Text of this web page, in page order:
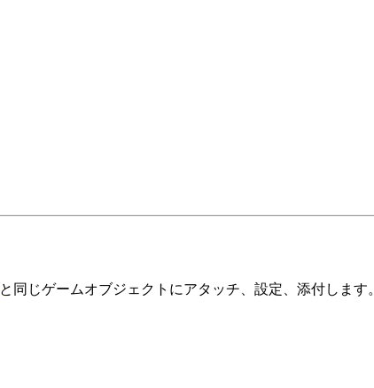
と同じゲームオブジェクトにアタッチ、設定、添付します。